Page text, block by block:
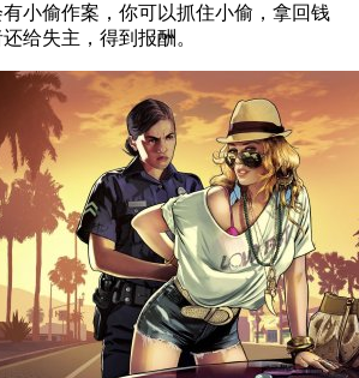
小偷作案，你可以抓住小偷，拿回钱
给失主，得到报酬。